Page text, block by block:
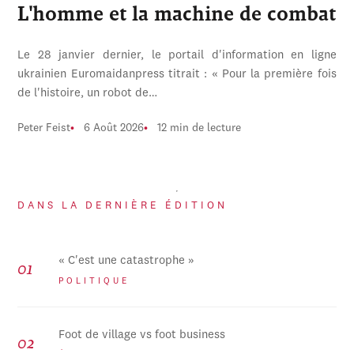
L'homme et la machine de combat
Le 28 janvier dernier, le portail d'information en ligne
ukrainien Euromaidanpress titrait : « Pour la première fois
de l'histoire, un robot de…
Peter Feist 6 Août 2026 12 min de lecture
DANS LA DERNIÈRE ÉDITION
« C'est une catastrophe »
POLITIQUE
Foot de village vs foot business